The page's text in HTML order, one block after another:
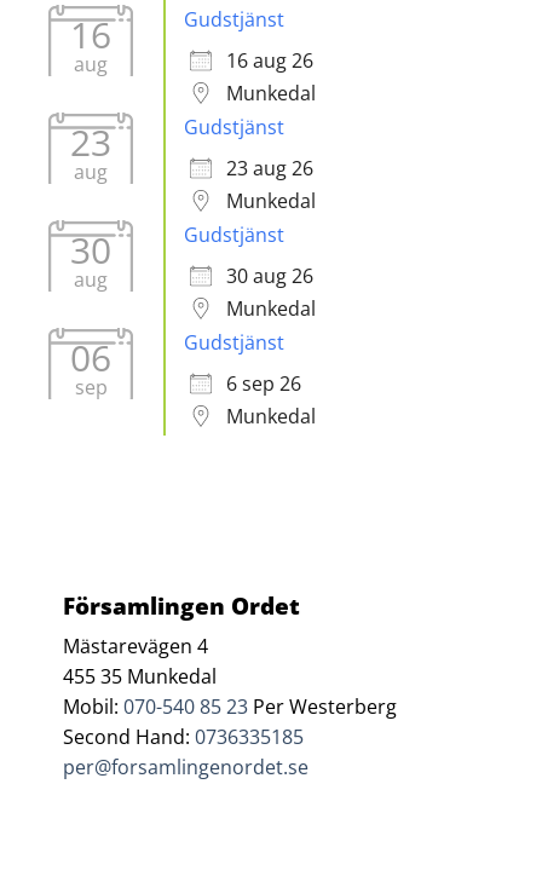
16
aug
Gudstjänst
16 aug 26
Munkedal
23
aug
Gudstjänst
23 aug 26
Munkedal
30
aug
Gudstjänst
30 aug 26
Munkedal
06
sep
Gudstjänst
6 sep 26
Munkedal
Församlingen Ordet
Mästarevägen 4
455 35 Munkedal
Mobil:070-540 85 23 Per Westerberg
Second Hand:0736335185
per@forsamlingenordet.se